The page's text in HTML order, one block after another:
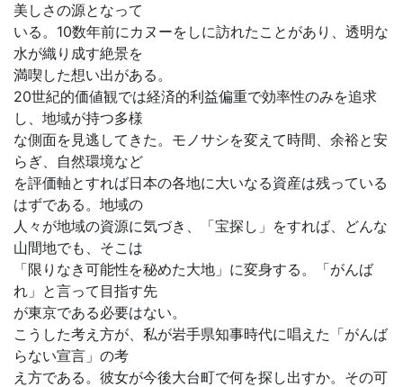
美しさの源となって
いる。10数年前にカヌーをしに訪れたことがあり、透明な
水が織り成す絶景を
満喫した想い出がある。
20世紀的価値観では経済的利益偏重で効率性のみを追求
し、地域が持つ多様
な側面を見逃してきた。モノサシを変えて時間、余裕と安
らぎ、自然環境など
を評価軸とすれば日本の各地に大いなる資産は残っている
はずである。地域の
人々が地域の資源に気づき、「宝探し」をすれば、どんな
山間地でも、そこは
「限りなき可能性を秘めた大地」に変身する。「がんば
れ」と言って目指す先
が東京である必要はない。
こうした考え方が、私が岩手県知事時代に唱えた「がんば
らない宣言」の考
え方である。彼女が今後大台町で何を探し出すか。その可